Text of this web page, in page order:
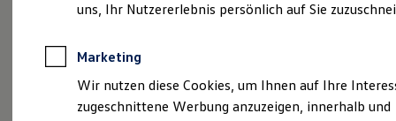
Behörden
Anpfiff zum Gewinn
Elektroautos
ID. Tutorials
uns, Ihr Nutzererlebnis persönlich auf Sie
Marketing
Wir nutzen diese Cookies, um Ihnen auf Ihre
zugeschnittene Werbung anzuzeigen, innerhalb und